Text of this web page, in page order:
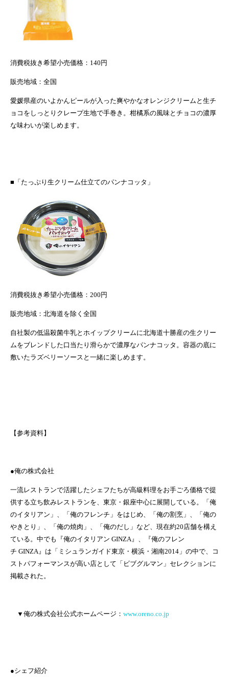
消費税抜き希望小売価格 ： 140円
販売地域：全国
愛媛県産のいよかんピールが入った爽やかなオレンジクリームと生チ
ョコをしっとりクレープ生地で手巻き。柑橘系の風味とチョコの濃厚
な味わいが楽しめます。
■「たっぷり生クリーム仕立てのパンナコッタ」
消費税抜き希望小売価格 ： 200円
販売地域：北海道を除く全国
自社製の低温殺菌牛乳とホイップクリームに北海道十勝産の生クリー
ムをブレンドした口当たり滑らかで濃厚なパンナコッタ。容器の底に
敷いたラズベリーソースと一緒に楽しめます。
【参考資料】
●俺の株式会社
一流レストランで活躍したシェフたちが高級料理をお手ごろ価格で提
供する立ち飲みレストランを、東京・銀座中心に展開している。「俺
のイタリアン」、「俺のフレンチ」をはじめ、「俺の割烹」、「俺の
やきとり」、「俺の焼肉」、「俺のだし」など、現在約20 店舗を構え
ている。中でも『俺のイタリアン GINZA 』、『俺のフレン
チ GINZA 』は「ミシュランガイド東京・横浜・湘南2014 」の中で、コ
ストパフォーマンスが高い店として「ビブグルマン」セレクションに
掲載された。
▼俺の株式会社公式ホームページ：www.oreno.co.jp
●シェフ紹介